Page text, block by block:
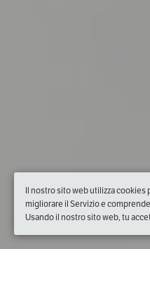
Il nostro sito web utilizza
migliorare il Servizio e
Usando il nostro sito web, tu